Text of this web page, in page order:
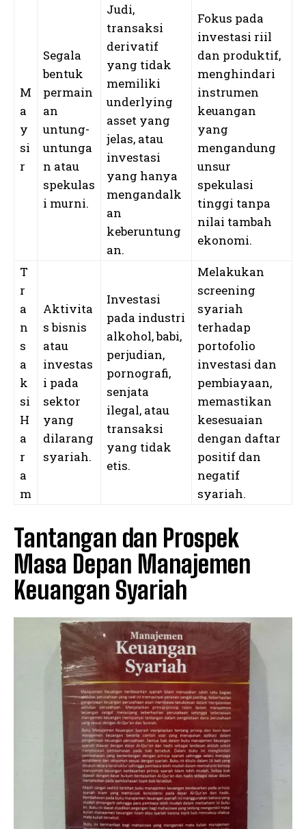
M
a
y
si
r
Segala
bentuk
permain
an
untung-
untunga
n atau
spekulas
i murni.
Judi,
transaksi
derivatif
yang tidak
memiliki
underlying
asset yang
jelas, atau
investasi
yang hanya
mengandalk
an
keberuntung
an.
Fokus pada
investasi riil
dan produktif,
menghindari
instrumen
keuangan
yang
mengandung
unsur
spekulasi
tinggi tanpa
nilai tambah
ekonomi.
T
r
a
n
s
a
k
si
H
a
r
a
m
Aktivita
s bisnis
atau
investas
i pada
sektor
yang
dilarang
syariah.
Investasi
pada industri
alkohol, babi,
perjudian,
pornografi,
senjata
ilegal, atau
transaksi
yang tidak
etis.
Melakukan
screening
syariah
terhadap
portofolio
investasi dan
pembiayaan,
memastikan
kesesuaian
dengan daftar
positif dan
negatif
syariah.
Tantangan dan Prospek
Masa Depan Manajemen
Keuangan Syariah